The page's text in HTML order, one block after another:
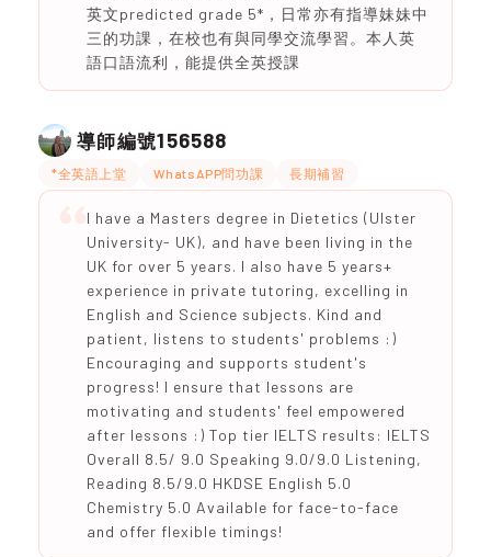
英文predicted grade 5*，日常亦有指導妹妹中
三的功課，在校也有與同學交流學習。本人英
語口語流利，能提供全英授課
導師編號156588
*全英語上堂 WhatsAPP問功課 長期補習
I have a Masters degree in Dietetics (Ulster
University- UK), and have been living in the
UK for over 5 years. I also have 5 years+
experience in private tutoring, excelling in
English and Science subjects. Kind and
patient, listens to students' problems :)
Encouraging and supports student's
progress! I ensure that lessons are
motivating and students' feel empowered
after lessons :) Top tier IELTS results: IELTS
Overall 8.5/ 9.0 Speaking 9.0/9.0 Listening,
Reading 8.5/9.0 HKDSE English 5.0
Chemistry 5.0 Available for face-to-face
and offer flexible timings!